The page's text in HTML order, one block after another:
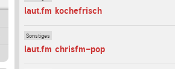
laut.fm kochefrisch
Sonstiges
laut.fm chrisfm-pop